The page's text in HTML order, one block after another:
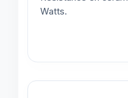
Watts.